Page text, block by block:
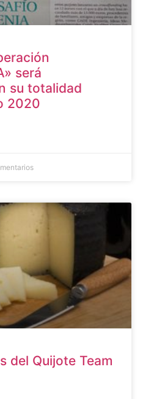
será
su totalidad
2020
del Quijote Team